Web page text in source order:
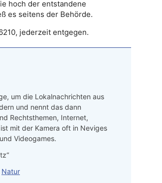
hoch der entstandene
es seitens der Behörde.
jederzeit entgegen.
um die Lokalnachrichten aus
und nennt das dann
Rechtsthemen, Internet,
mit der Kamera oft in Neviges
Videogames.
Natur